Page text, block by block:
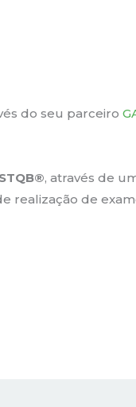
do seu parceiro
, através de
realização de